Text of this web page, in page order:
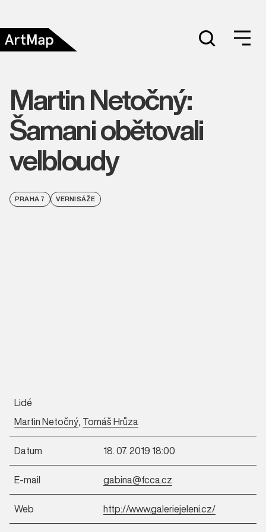
Martin Netočný:
Šamani obětovali
velbloudy
PRAHA 7 VERNISÁŽE
Lidé
Martin Netočný, Tomáš Hrůza
Datum 18. 07. 2019 18:00
E-mail gabina@fcca.cz
Web http://www.galeriejeleni.cz/